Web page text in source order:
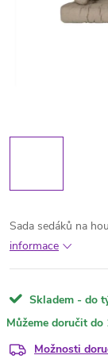
Sada sedáků na
informace
Skladem - do
Možnosti